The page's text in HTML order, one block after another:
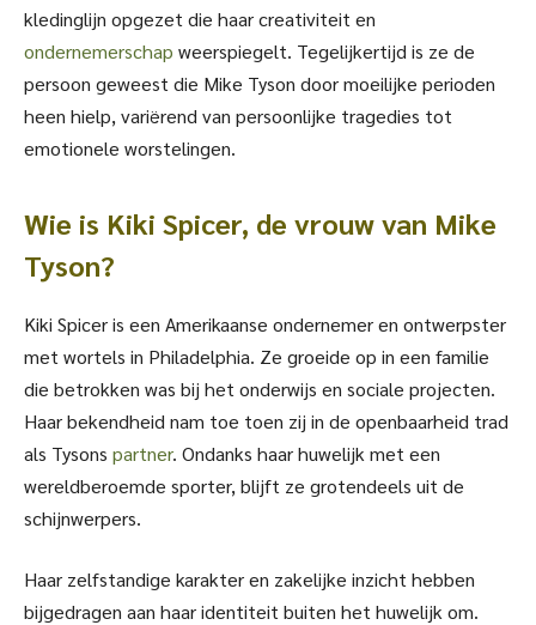
kledinglijn opgezet die haar creativiteit en
ondernemerschap weerspiegelt. Tegelijkertijd is ze de
persoon geweest die Mike Tyson door moeilijke perioden
heen hielp, variërend van persoonlijke tragedies tot
emotionele worstelingen.
Wie is Kiki Spicer, de vrouw van Mike
Tyson?
Kiki Spicer is een Amerikaanse ondernemer en ontwerpster
met wortels in Philadelphia. Ze groeide op in een familie
die betrokken was bij het onderwijs en sociale projecten.
Haar bekendheid nam toe toen zij in de openbaarheid trad
als Tysons partner. Ondanks haar huwelijk met een
wereldberoemde sporter, blijft ze grotendeels uit de
schijnwerpers.
Haar zelfstandige karakter en zakelijke inzicht hebben
bijgedragen aan haar identiteit buiten het huwelijk om.